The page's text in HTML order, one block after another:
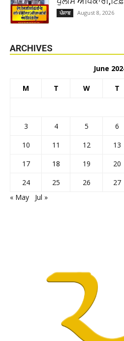
ਪੰਜਾਬ August 8, 2026
ARCHIVES
June
M T W T
3
4 5 6
10
11 12 13
17
18 19 20
24
25 26 27
« May
Jul »